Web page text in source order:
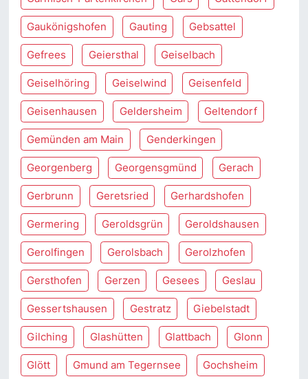
Gaukönigshofen Gauting Gebsattel
Gefrees Geiersthal Geiselbach
Geiselhöring Geiselwind Geisenfeld
Geisenhausen Geldersheim Geltendorf
Gemünden am Main Genderkingen
Georgenberg Georgensgmünd Gerach
Gerbrunn Geretsried Gerhardshofen
Germering Geroldsgrün Geroldshausen
Gerolfingen Gerolsbach Gerolzhofen
Gersthofen Gerzen Gesees Geslau
Gessertshausen Gestratz Giebelstadt
Gilching Glashütten Glattbach Glonn
Glött Gmund am Tegernsee Gochsheim